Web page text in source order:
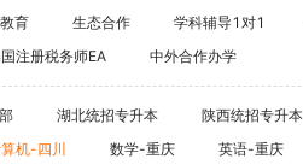
全球金融科技师）
类投资分析师）
社会工作师
国际薪税师
AI教育
育
生态合作 学科辅导1对1
注册税务师EA
中外合作办学
湖北统招专升本 陕西统招专升本
机-四川
数学-重庆 英语-重庆